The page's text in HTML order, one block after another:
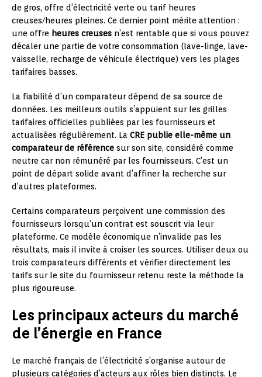
de gros, offre d’électricité verte ou tarif heures
creuses/heures pleines. Ce dernier point mérite attention :
une offre heures creuses n’est rentable que si vous pouvez
décaler une partie de votre consommation (lave-linge, lave-
vaisselle, recharge de véhicule électrique) vers les plages
tarifaires basses.
La fiabilité d’un comparateur dépend de sa source de
données. Les meilleurs outils s’appuient sur les grilles
tarifaires officielles publiées par les fournisseurs et
actualisées régulièrement. La CRE publie elle-même un
comparateur de référence sur son site, considéré comme
neutre car non rémunéré par les fournisseurs. C’est un
point de départ solide avant d’affiner la recherche sur
d’autres plateformes.
Certains comparateurs perçoivent une commission des
fournisseurs lorsqu’un contrat est souscrit via leur
plateforme. Ce modèle économique n’invalide pas les
résultats, mais il invite à croiser les sources. Utiliser deux ou
trois comparateurs différents et vérifier directement les
tarifs sur le site du fournisseur retenu reste la méthode la
plus rigoureuse.
Les principaux acteurs du marché
de l’énergie en France
Le marché français de l’électricité s’organise autour de
plusieurs catégories d’acteurs aux rôles bien distincts. Le